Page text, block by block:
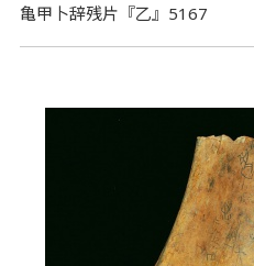
亀甲卜辞残片『乙』5167